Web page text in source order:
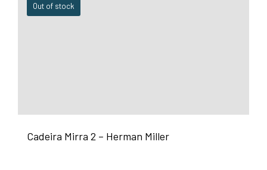
Out of stock
Cadeira Mirra 2 – Herman Miller